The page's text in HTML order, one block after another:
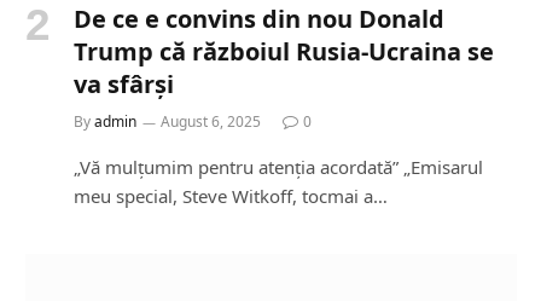
De ce e convins din nou Donald
Trump că războiul Rusia-Ucraina se
va sfârși
Byadmin August 6, 2025 0
„Vă mulțumim pentru atenția acordată” „Emisarul
meu special, Steve Witkoff, tocmai a…